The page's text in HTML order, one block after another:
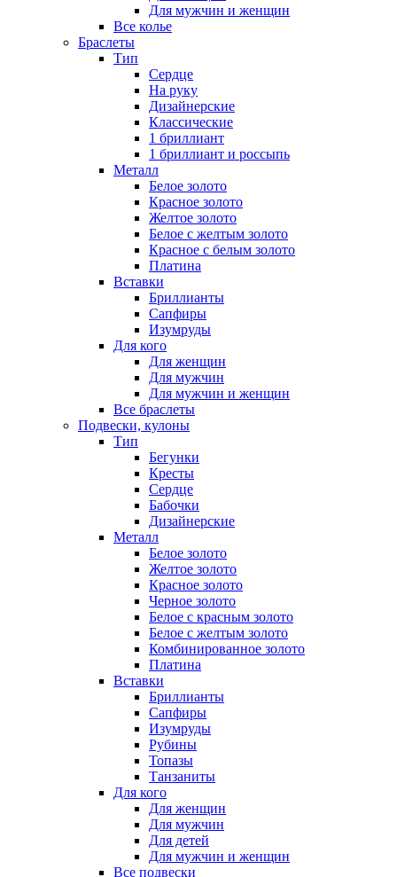
Для мужчин и женщин
Все колье
Браслеты
Тип
Сердце
На руку
Дизайнерские
Классические
1 бриллиант
1 бриллиант и россыпь
Металл
Белое золото
Красное золото
Желтое золото
Белое с желтым золото
Красное с белым золото
Платина
Вставки
Бриллианты
Сапфиры
Изумруды
Для кого
Для женщин
Для мужчин
Для мужчин и женщин
Все браслеты
Подвески, кулоны
Тип
Бегунки
Кресты
Сердце
Бабочки
Дизайнерские
Металл
Белое золото
Желтое золото
Красное золото
Черное золото
Белое с красным золото
Белое с желтым золото
Комбинированное золото
Платина
Вставки
Бриллианты
Сапфиры
Изумруды
Рубины
Топазы
Танзаниты
Для кого
Для женщин
Для мужчин
Для детей
Для мужчин и женщин
Все подвески